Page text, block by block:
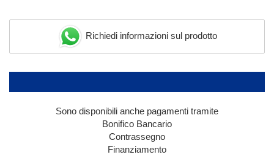
Richiedi informazioni sul prodotto
Sono disponibili anche pagamenti tramite
Bonifico Bancario
Contrassegno
Finanziamento